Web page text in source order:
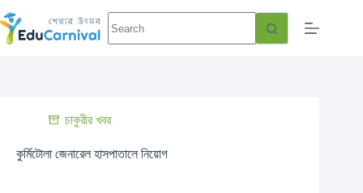
চাকুরীর খবর
কুর্মিটোলা জেনারেল হাসপাতালে নিয়োগ